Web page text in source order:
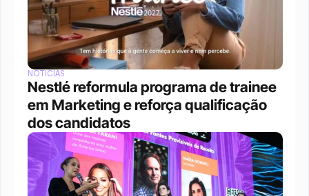
NOTÍCIAS
Nestlé reformula programa de trainee
em Marketing e reforça qualificação
dos candidatos